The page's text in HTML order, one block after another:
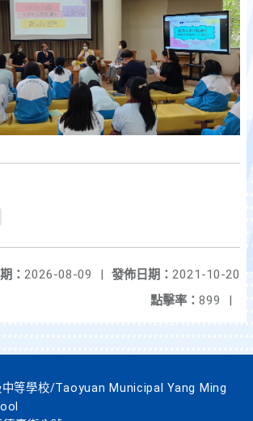
發佈日期： 2021-10-20
： 2026-08-09
|
點擊率： 899 |
中等學校/Taoyuan Municipal Yang Ming